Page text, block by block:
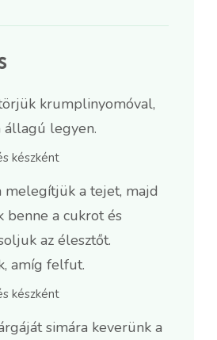
krumplinyomóval,
állagú legyen.
készként
melegítjük a tejet, majd
benne a cukrot és
az élesztőt.
amíg felfut.
készként
simára keverünk a